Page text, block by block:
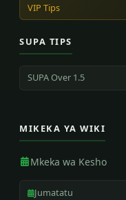
VIP Tips
SUPA TIPS
SUPA Over 1.5
MIKEKA YA WIKI
Mkeka wa Kesho
Jumatatu